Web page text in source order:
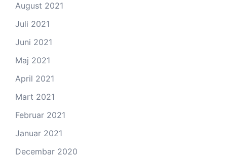
August 2021
Juli 2021
Juni 2021
Maj 2021
April 2021
Mart 2021
Februar 2021
Januar 2021
Decembar 2020